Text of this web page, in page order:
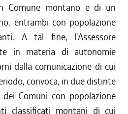
Comune montano e di un
entrambi con popolazione
A tal fine, l'Assessore
in materia di autonomie
dalla comunicazione di cui
convoca, in due distinte
Comuni con popolazione
classificati montani di cui